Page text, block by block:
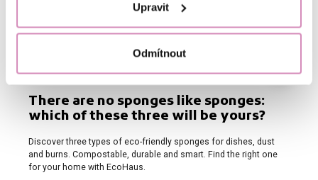
Upravit
Odmítnout
There are no sponges like sponges:
which of these three will be yours?
Discover three types of eco-friendly sponges for dishes, dust
and burns. Compostable, durable and smart. Find the right one
for your home with EcoHaus.